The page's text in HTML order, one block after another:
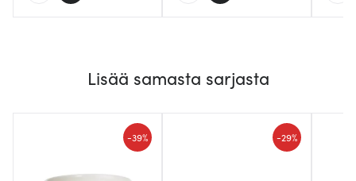
Lisää samasta sarjasta
-39% -29%